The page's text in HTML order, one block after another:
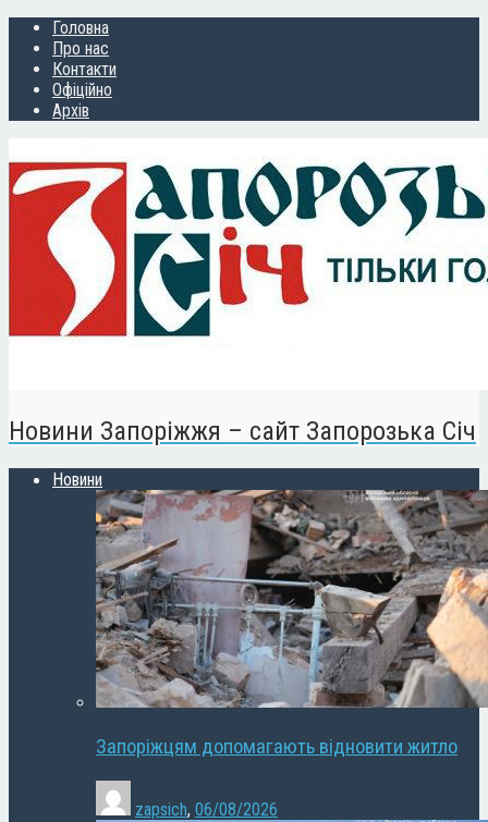
Головна
Про нас
Контакти
Офіційно
Архів
Новини Запоріжжя – сайт Запорозька Січ
Новини
Запоріжцям допомагають відновити житло
zapsich, 06/08/2026